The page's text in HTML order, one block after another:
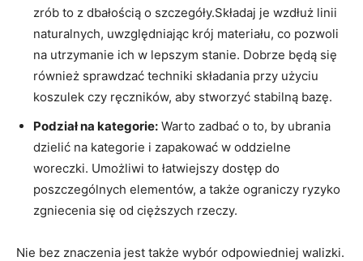
‌zrób‍ to z dbałością‍ o szczegóły.Składaj je​ wzdłuż linii
naturalnych, ​uwzględniając krój materiału, ‍co pozwoli
na utrzymanie ich w lepszym stanie. Dobrze⁤ będą się
również⁤ sprawdzać⁤ techniki składania przy użyciu
koszulek ‌czy ręczników,⁢ aby​ stworzyć stabilną​ bazę.
Podział na kategorie: Warto‌ zadbać o to, by ubrania
dzielić ⁢na kategorie i zapakować w oddzielne
woreczki. Umożliwi to łatwiejszy dostęp do
⁢poszczególnych⁤ elementów, ⁢a także ograniczy ryzyko ​
zgniecenia się⁢ od cięższych rzeczy.
Nie bez znaczenia ‍jest także⁣ wybór‍ odpowiedniej‍ walizki.